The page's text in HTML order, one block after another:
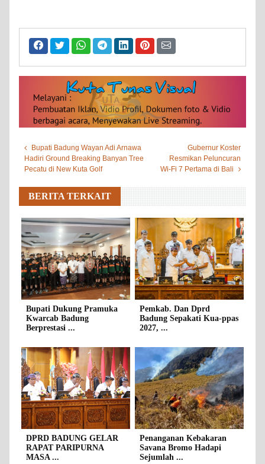
Bupati Badung Wayan Adi Arnawa
Hadiri Ground Breaking Banyan Tree
Pecatu di New Kuta Golf
Gubernur Koster
Resmikan Peluncuran
Wi-Fi 7 Pertama di Bali
BERITA TERKAIT
Bupati Dukung Pramuka
Kwarcab Badung
Berprestasi ...
Pemkab. Dan Dprd
Badung Sepakati Kua-ppas
2027, ...
DPRD BADUNG GELAR
RAPAT PARIPURNA
MASA ...
Penanganan Kebakaran
Savana Bromo Hadapi
Sejumlah ...